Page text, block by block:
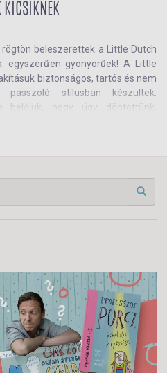
KICSIKNEK
beleszerettek a Little Dutch
egyszerűen gyönyörűek! A Little
biztonságos, tartós és nem
stílusban készültek.
belőlük, hogy úgy döntöttünk,